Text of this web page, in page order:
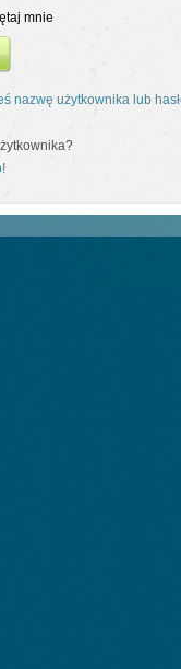
mnie
nazwę użytkownika lub